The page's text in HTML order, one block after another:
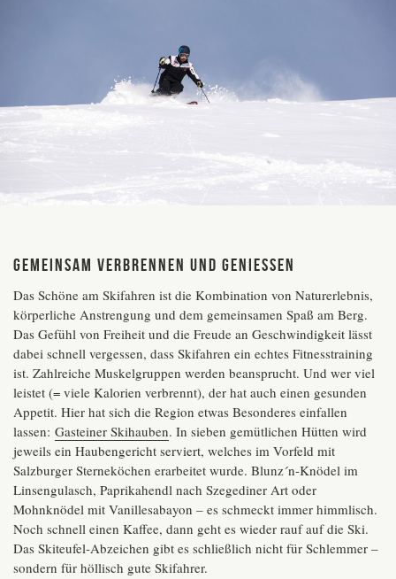
GEMEINSAM VERBRENNEN UND GENIESSEN
Das Schöne am Skifahren ist die Kombination von Naturerlebnis,
körperliche Anstrengung und dem gemeinsamen Spaß am Berg.
Das Gefühl von Freiheit und die Freude an Geschwindigkeit lässt
dabei schnell vergessen, dass Skifahren ein echtes Fitnesstraining
ist. Zahlreiche Muskelgruppen werden beansprucht. Und wer viel
leistet (= viele Kalorien verbrennt), der hat auch einen gesunden
Appetit. Hier hat sich die Region etwas Besonderes einfallen
lassen: Gasteiner Skihauben. In sieben gemütlichen Hütten wird
jeweils ein Haubengericht serviert, welches im Vorfeld mit
Salzburger Sterneköchen erarbeitet wurde. Blunz´n-Knödel im
Linsengulasch, Paprikahendl nach Szegediner Art oder
Mohnknödel mit Vanillesabayon – es schmeckt immer himmlisch.
Noch schnell einen Kaffee, dann geht es wieder rauf auf die Ski.
Das Skiteufel-Abzeichen gibt es schließlich nicht für Schlemmer –
sondern für höllisch gute Skifahrer.